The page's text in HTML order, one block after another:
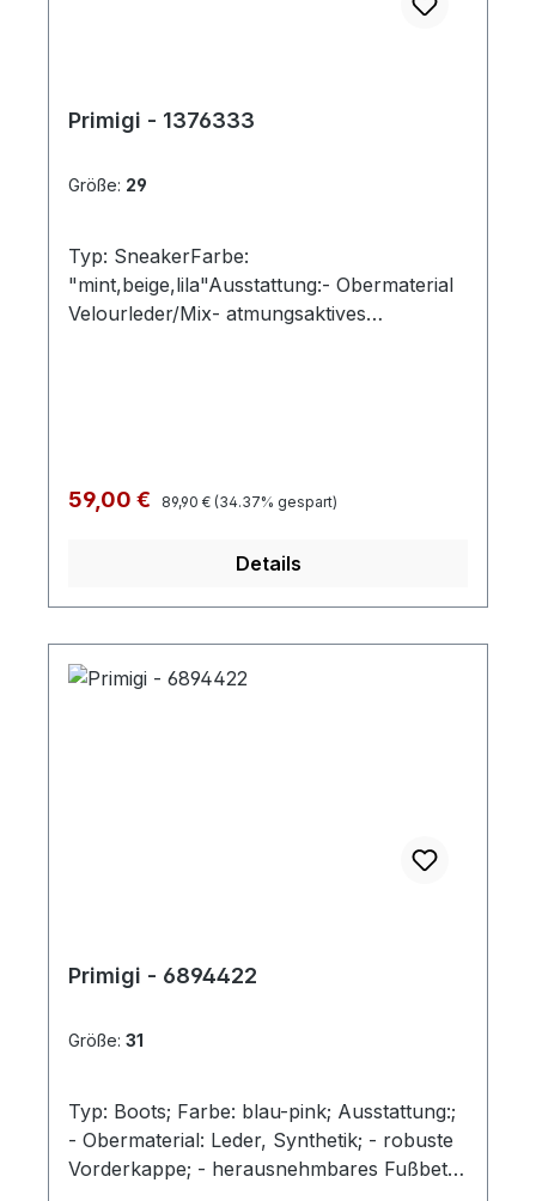
Primigi - 1376333
Größe: 29
Typ: SneakerFarbe:
"mint,beige,lila"Ausstattung:- Obermaterial
Velourleder/Mix- atmungsaktives
Verkaufspreis:
59,00 € Regulärer Preis:
89,90 € (34.37% gespart)
Details
Primigi - 6894422
Größe: 31
Typ: Boots; Farbe: blau-pink; Ausstattung:;
- Obermaterial: Leder, Synthetik; - robuste
Vorderkappe; - herausnehmbares Fußbett;